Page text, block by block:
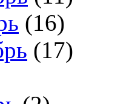
(16)
(17)